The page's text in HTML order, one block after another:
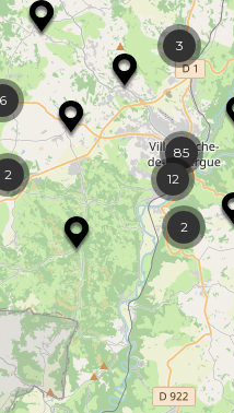
2
3
12
2
85